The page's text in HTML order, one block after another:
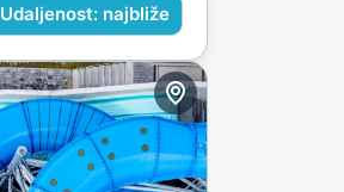
Udaljenost: najbliže